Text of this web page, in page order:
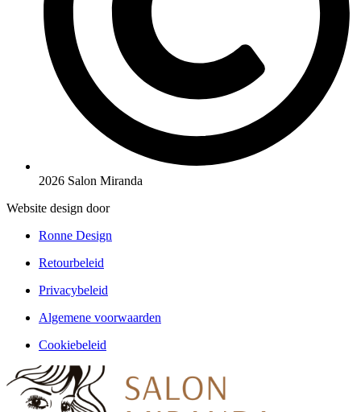
2026 Salon Miranda
Website design door
Ronne Design
Retourbeleid
Privacybeleid
Algemene voorwaarden
Cookiebeleid